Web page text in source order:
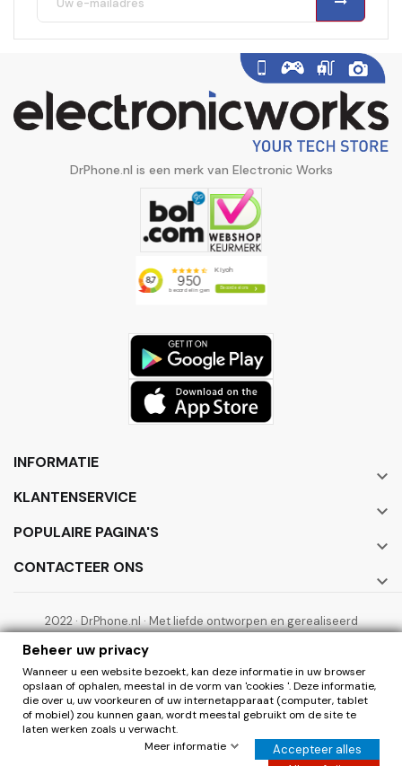
DrPhone.nl is een merk van Electronic Works
INFORMATIE

KLANTENSERVICE

POPULAIRE PAGINA'S

CONTACTEER ONS

2022 · DrPhone.nl · Met liefde ontworpen en gerealiseerd
0
Beheer uw privacy
Wanneer u een website bezoekt, kan deze informatie in uw browser
opslaan of ophalen, meestal in de vorm van 'cookies '. Deze informatie,
die over u, uw voorkeuren of uw internetapparaat (computer, tablet
of mobiel) zou kunnen gaan, wordt meestal gebruikt om de site te
laten werken zoals u verwacht.
Meer informatie
Accepteer alles